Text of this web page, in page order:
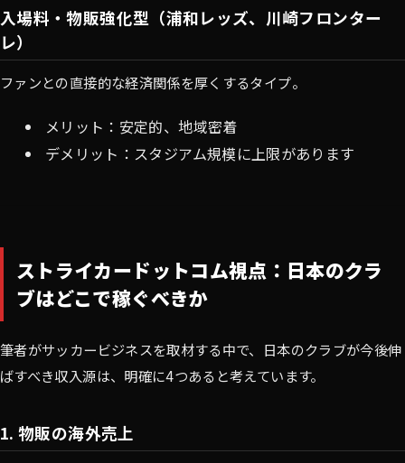
入場料・物販強化型（浦和レッズ、川崎フロンター
レ）
ファンとの直接的な経済関係を厚くするタイプ。
メリット：安定的、地域密着
デメリット：スタジアム規模に上限があります
ストライカードットコム視点：日本のクラ
ブはどこで稼ぐべきか
筆者がサッカービジネスを取材する中で、日本のクラブが今後伸
ばすべき収入源は、明確に4つあると考えています。
1. 物販の海外売上